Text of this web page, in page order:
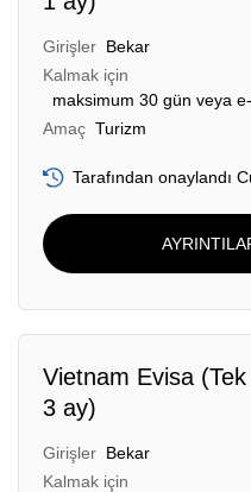
Girişler Bekar
Kalmak için
maksimum 30 gün veya
Amaç Turizm
Tarafından onaylandı
Vietnam Evisa
3 ay)
Girişler Bekar
Kalmak için